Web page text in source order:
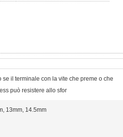
se il terminale con la vite che preme o che
può resistere allo sfor
13mm, 14.5mm